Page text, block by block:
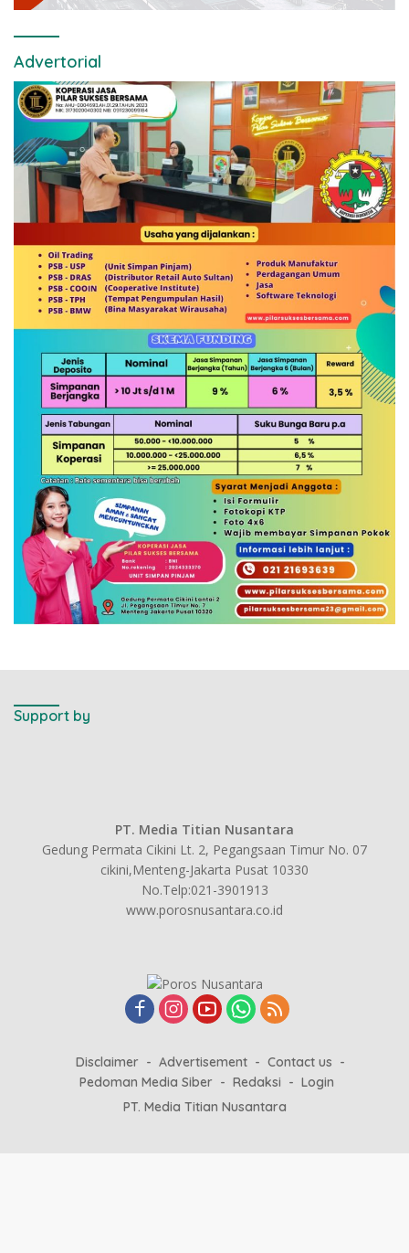
Advertorial
Support by
PT. Media Titian Nusantara
Gedung Permata Cikini Lt. 2, Pegangsaan Timur No. 07
cikini,Menteng-Jakarta Pusat 10330
No.Telp:021-3901913
www.porosnusantara.co.id
Disclaimer Advertisement
Contact us
Pedoman Media Siber
Redaksi
Login
PT. Media Titian Nusantara